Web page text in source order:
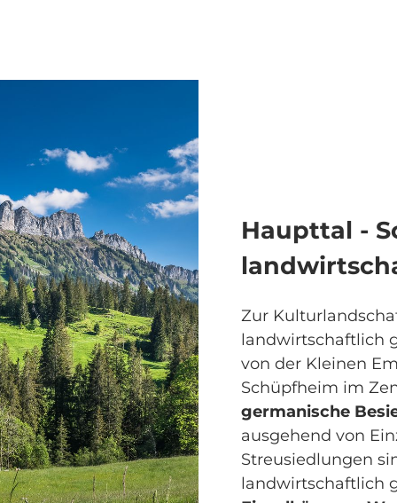
Haupttal -
Zur
landwirtschaftlich
von der Kleinen
Schüpfheim im
germanische
ausgehend von
Streusiedlungen
landwirtschaftlich